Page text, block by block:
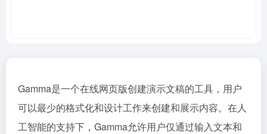
Gamma是一个在线网页版创建演示文稿的工具，用户
可以最少的格式化和设计工作来创建和展示内容。在人
工智能的支持下，Gamma允许用户仅通过输入文本和